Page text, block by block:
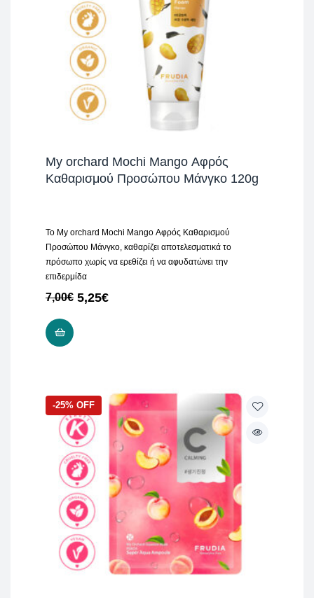
My orchard Mochi Mango Αφρός
Καθαρισμού Προσώπου Μάνγκο 120g
Το My orchard Mochi Mango Αφρός Καθαρισμού
Προσώπου Μάνγκο, καθαρίζει αποτελεσματικά το
πρόσωπο χωρίς να ερεθίζει ή να αφυδατώνει την
επιδερμίδα
7,00€ 5,25€
-25% OFF